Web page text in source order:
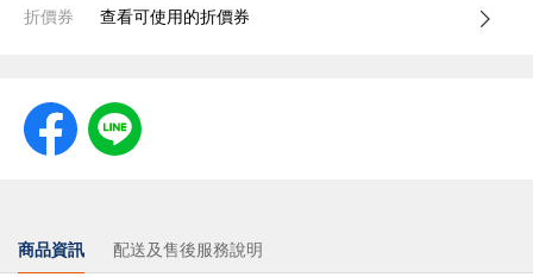
折價券 查看可使用的折價券
商品資訊 配送及售後服務說明